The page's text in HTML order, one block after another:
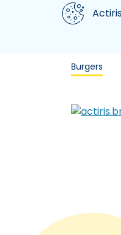
Aller au contenu principal
We gebruiken cookies
Burgers